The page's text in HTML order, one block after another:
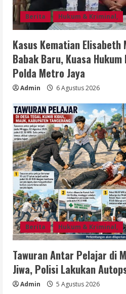
Berita Hukum & Kriminal,
Kasus Kematian Elisabeth
Babak Baru, Kuasa
Polda Metro Jaya
Admin 6 Agustus 2026
Berita Hukum & Kriminal,
Tawuran Antar Pelajar di
Jiwa, Polisi Lakukan
Admin 5 Agustus 2026